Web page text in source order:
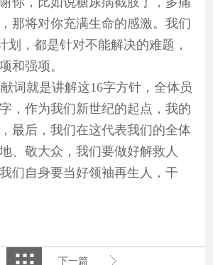
那将对你充满生命的感激。我们
划，都是针对不能解决的难题，
和强项。
词就是讲解这16字方针，全体员
，作为我们新世纪的起点，我的
最后，我们在这代表我们的全体
、敬大众，我们要做好解救人
们自身要当好领袖再生人，干
下一篇